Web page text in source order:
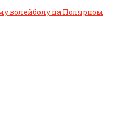
волейболу на Полярном